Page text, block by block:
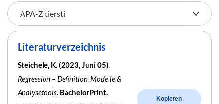
Literaturverzeichnis
Steichele, K. (2023, Juni 05).
Regression – Definition, Modelle &
Analysetools. BachelorPrint.
Kopieren